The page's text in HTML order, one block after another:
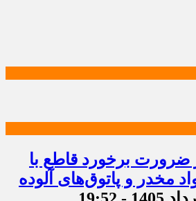
ضرورت برخورد قاطع با
مخدر و پاتوق‌های آلوده